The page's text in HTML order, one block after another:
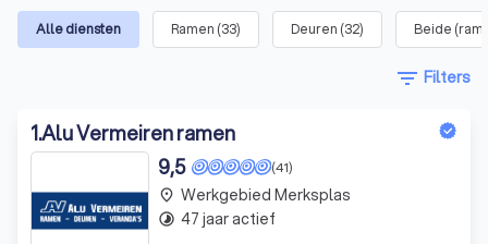
Alle diensten Ramen (33) Deuren (32) Beide
filter_list Filters
1.Alu Vermeiren ramen
(41)
9,5
place Werkgebied Merksplas
timelapse 47 jaar actief